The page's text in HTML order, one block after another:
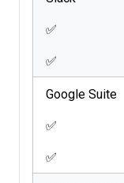
✅
✅
Google Suite
✅
✅